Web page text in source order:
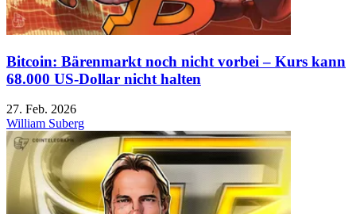
Bitcoin: Bärenmarkt noch nicht vorbei – Kurs kann
68.000 US-Dollar nicht halten
27. Feb. 2026
William Suberg